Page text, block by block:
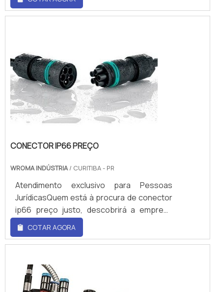
derivados, saneamento, irrigação, geração
de energia, papel e celulose, construção
algumas características técnicas:
Monitores de vazão mássica, de baixo
custo para controle de economia de
energia; Ampla faixa de...
CONECTOR IP66 PREÇO
WROMA INDÚSTRIA/ CURITIBA - PR
Atendimento exclusivo para Pessoas
JurídicasQuem está à procura de conector
ip66 preço justo, descobrirá a empresa
líder do mercado. Realizando uma cotação
no marketplace Soluções Industriais e
conhecendo a melhor referência em
conector ip66 preço, com a melhor mão de
obra da WRoma receberá precisão com
COTAR AGORA